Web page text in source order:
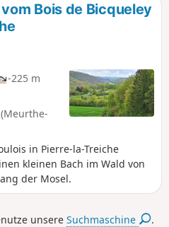
Bois de Bicqueley
-225 m
in Pierre-la-Treiche
kleinen Bach im Wald von
der Mosel.
unsereSuchmaschine .